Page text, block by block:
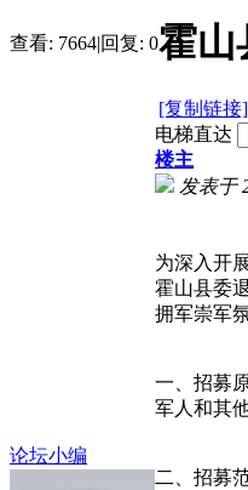
查看: 7664|回复: 0霍山
[复制链接]
论坛小编
电梯直达
楼主
发表于
为深入开
霍山县委
拥军崇军
一、招募
军人和其
二、招募